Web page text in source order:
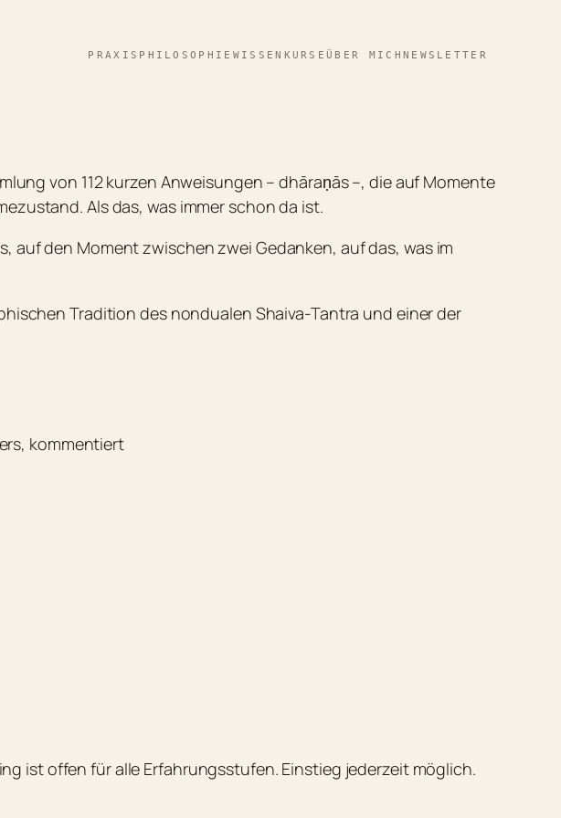
PRAXIS PHILOSOPHIE WISSEN KURSEÜBER MICH NEWSLETTER
von 112 kurzen Anweisungen – dhāraṇās –, die auf Momente
Als das, was immer schon da ist.
auf den Moment zwischen zwei Gedanken, auf das, was im
Tradition des nondualen Shaiva-Tantra und einer der
kommentiert
ist offen für alle Erfahrungsstufen. Einstieg jederzeit möglich.